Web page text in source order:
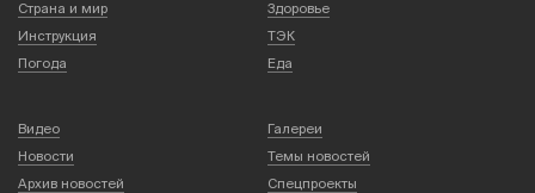
Страна и мир
Здоровье
Инструкция
ТЭК
Погода
Еда
Видео
Галереи
Новости
Темы новостей
Архив новостей
Спецпроекты